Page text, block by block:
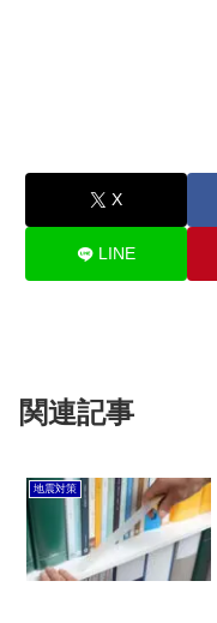
X
LINE
関連記事
地震対策